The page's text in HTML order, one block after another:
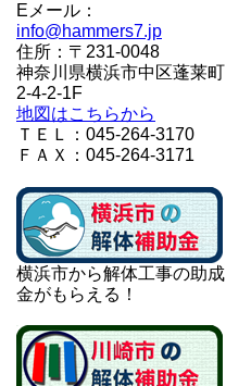
Eメール：
info@hammers7.jp
住所：〒231-0048
神奈川県横浜市中区蓬莱町
2-4-2-1F
地図はこちらから
ＴＥＬ：045-264-3170
ＦＡＸ：045-264-3171
横浜市から解体工事の助成
金がもらえる！